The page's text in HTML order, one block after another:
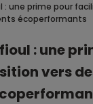
: une prime pour
écoperformants
: une
vers